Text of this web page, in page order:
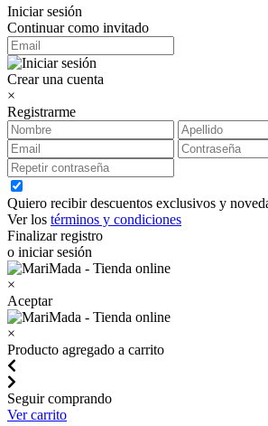
Iniciar sesión
Continuar como invitado
Crear una cuenta
×
Registrarme
Quiero recibir descuentos exclusivos y
Ver los términos y condiciones
Finalizar registro
o iniciar sesión
×
Aceptar
×
Producto agregado a carrito
Seguir comprando
Ver carrito